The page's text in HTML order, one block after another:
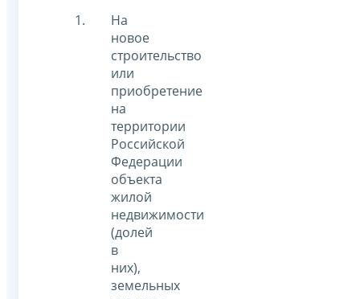
На
новое
строительство
или
приобретение
на
территории
Российской
Федерации
объекта
жилой
недвижимости
(долей
в
них),
земельных